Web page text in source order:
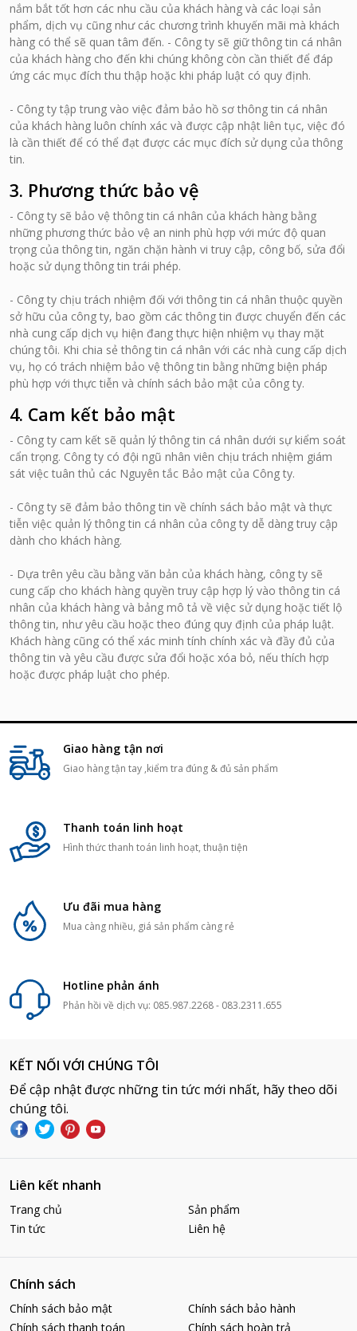
nắm bắt tốt hơn các nhu cầu của khách hàng và các loại sản
phẩm, dịch vụ cũng như các chương trình khuyến mãi mà khách
hàng có thể sẽ quan tâm đến. - Công ty sẽ giữ thông tin cá nhân
của khách hàng cho đến khi chúng không còn cần thiết để đáp
ứng các mục đích thu thập hoặc khi pháp luật có quy định.
- Công ty tập trung vào việc đảm bảo hồ sơ thông tin cá nhân
của khách hàng luôn chính xác và được cập nhật liên tục, việc đó
là cần thiết để có thể đạt được các mục đích sử dụng của thông
tin.
3. Phương thức bảo vệ
- Công ty sẽ bảo vệ thông tin cá nhân của khách hàng bằng
những phương thức bảo vệ an ninh phù hợp với mức độ quan
trọng của thông tin, ngăn chặn hành vi truy cập, công bố, sửa đổi
hoặc sử dụng thông tin trái phép.
- Công ty chịu trách nhiệm đối với thông tin cá nhân thuộc quyền
sở hữu của công ty, bao gồm các thông tin được chuyển đến các
nhà cung cấp dịch vụ hiện đang thực hiện nhiệm vụ thay mặt
chúng tôi. Khi chia sẻ thông tin cá nhân với các nhà cung cấp dịch
vụ, họ có trách nhiệm bảo vệ thông tin bằng những biện pháp
phù hợp với thực tiễn và chính sách bảo mật của công ty.
4. Cam kết bảo mật
- Công ty cam kết sẽ quản lý thông tin cá nhân dưới sự kiểm soát
cẩn trọng. Công ty có đội ngũ nhân viên chịu trách nhiệm giám
sát việc tuân thủ các Nguyên tắc Bảo mật của Công ty.
- Công ty sẽ đảm bảo thông tin về chính sách bảo mật và thực
tiễn việc quản lý thông tin cá nhân của công ty dễ dàng truy cập
dành cho khách hàng.
- Dựa trên yêu cầu bằng văn bản của khách hàng, công ty sẽ
cung cấp cho khách hàng quyền truy cập hợp lý vào thông tin cá
nhân của khách hàng và bảng mô tả về việc sử dụng hoặc tiết lộ
thông tin, như yêu cầu hoặc theo đúng quy định của pháp luật.
Khách hàng cũng có thể xác minh tính chính xác và đầy đủ của
thông tin và yêu cầu được sửa đổi hoặc xóa bỏ, nếu thích hợp
hoặc được pháp luật cho phép.
Giao hàng tận nơi
Giao hàng tận tay ,kiểm tra đúng & đủ sản phẩm
Thanh toán linh hoạt
Hình thức thanh toán linh hoạt, thuận tiện
Ưu đãi mua hàng
Mua càng nhiều, giá sản phẩm càng rẻ
Hotline phản ánh
Phản hồi về dịch vụ: 085.987.2268 - 083.2311.655
KẾT NỐI VỚI CHÚNG TÔI
Để cập nhật được những tin tức mới nhất, hãy theo dõi
chúng tôi.
Liên kết nhanh
Trang chủ
Sản phẩm
Tin tức
Liên hệ
Chính sách
Chính sách bảo mật
Chính sách bảo hành
Chính sách thanh toán
Chính sách hoàn trả